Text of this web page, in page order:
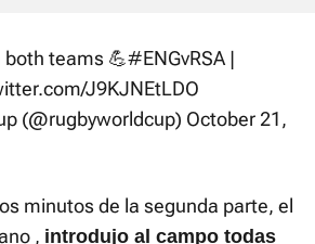
teams 💪#ENGvRSA |
J9KJNEtLDO
(@rugbyworldcup) October 21,
minutos de la segunda parte, el
, introdujo al campo todas